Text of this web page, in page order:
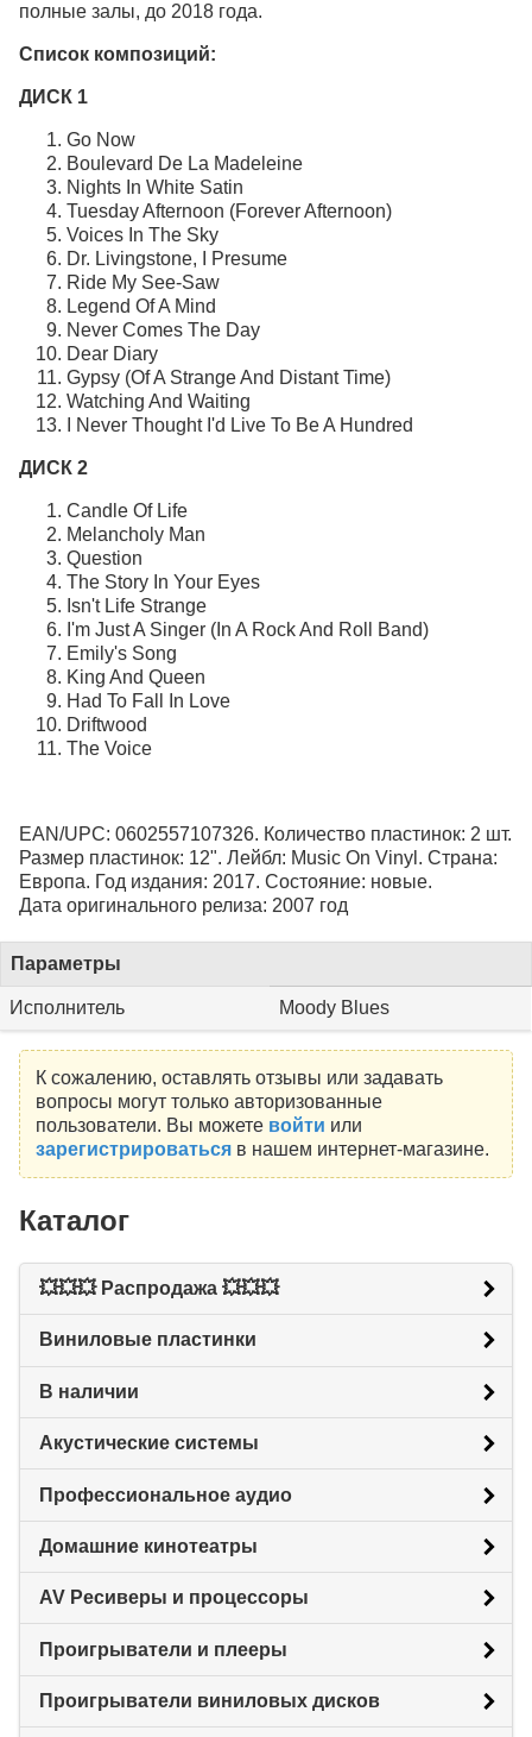
полные залы, до 2018 года.
Список композиций:
ДИСК 1
Go Now
Boulevard De La Madeleine
Nights In White Satin
Tuesday Afternoon (Forever Afternoon)
Voices In The Sky
Dr. Livingstone, I Presume
Ride My See-Saw
Legend Of A Mind
Never Comes The Day
Dear Diary
Gypsy (Of A Strange And Distant Time)
Watching And Waiting
I Never Thought I'd Live To Be A Hundred
ДИСК 2
Candle Of Life
Melancholy Man
Question
The Story In Your Eyes
Isn't Life Strange
I'm Just A Singer (In A Rock And Roll Band)
Emily's Song
King And Queen
Had To Fall In Love
Driftwood
The Voice
EAN/UPC: 0602557107326. Количество пластинок: 2 шт.
Размер пластинок: 12". Лейбл: Music On Vinyl. Страна:
Европа. Год издания: 2017. Состояние: новые.
Дата оригинального релиза: 2007 год
Параметры
Исполнитель Moody Blues
К сожалению, оставлять отзывы или задавать
вопросы могут только авторизованные
пользователи. Вы можете войти или
зарегистрироватьсяв нашем интернет-магазине.
Каталог
💥💥💥 Распродажа 💥💥💥
Виниловые пластинки
В наличии
Акустические системы
Профессиональное аудио
Домашние кинотеатры
AV Ресиверы и процессоры
Проигрыватели и плееры
Проигрыватели виниловых дисков